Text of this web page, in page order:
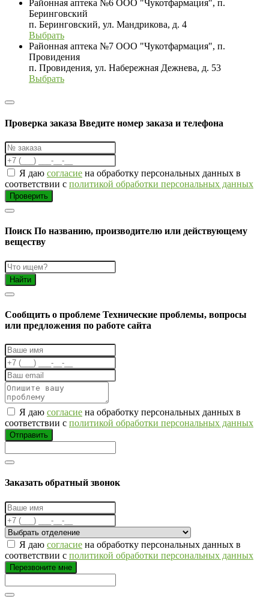
Районная аптека №6 ООО "Чукотфармация", п.
Беринговский
п. Беринговский, ул. Мандрикова, д. 4
Выбрать
Районная аптека №7 ООО "Чукотфармация", п.
Провидения
п. Провидения, ул. Набережная Дежнева, д. 53
Выбрать
Проверка заказа Введите номер заказа и телефона
Я даю согласие на обработку персональных данных в
соответствии с политикой обработки персональных данных
Проверить
Поиск По названию, производителю или действующему
веществу
Найти
Cообщить о проблеме Технические проблемы, вопросы
или предложения по работе сайта
Я даю согласие на обработку персональных данных в
соответствии с политикой обработки персональных данных
Отправить
Заказать обратный звонок
Я даю согласие на обработку персональных данных в
соответствии с политикой обработки персональных данных
Перезвоните мне